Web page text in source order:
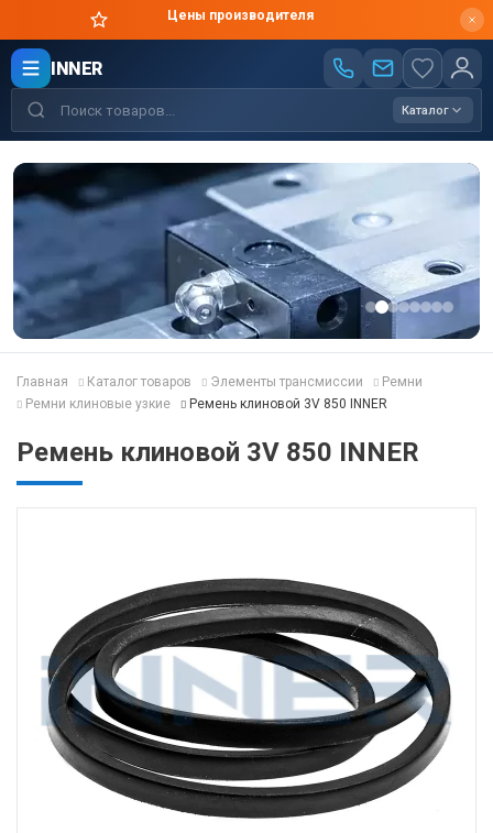
Цены производителя
INNER
Каталог
Главная Каталог товаров Элементы трансмиссии
Ремни
Ремни клиновые узкие
Ремень клиновой 3V 850 INNER
Ремень клиновой 3V 850 INNER